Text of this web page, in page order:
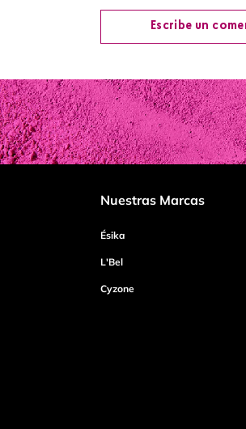
Escribe un
Agregar
Título
Tu nombre
Dirección de email
Nuestras Marcas
Ésika
L'Bel
Cyzone